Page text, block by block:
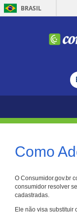
BRASIL
Como
O Consumidor.gov.br
consumidor resolver
cadastradas.
Ele não visa substituir